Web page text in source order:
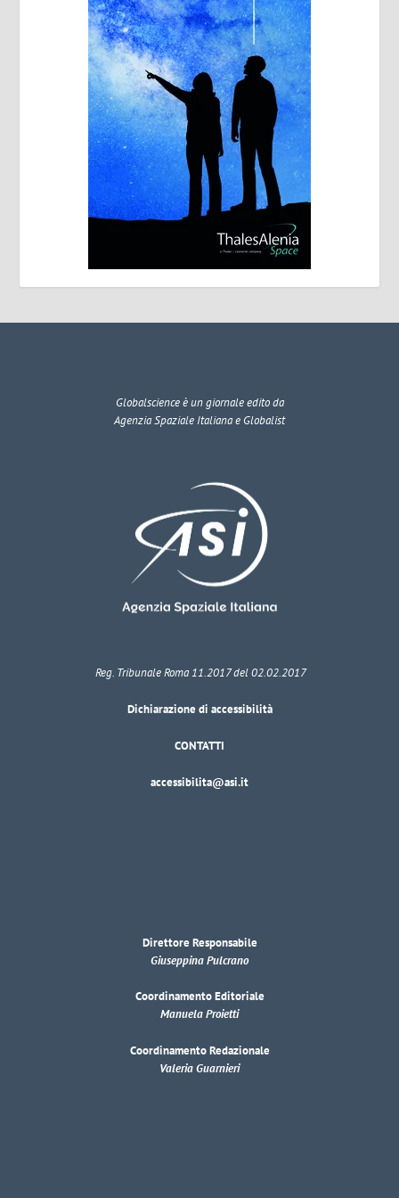
Globalscienceè un giornale edito da
Agenzia Spaziale Italiana e Globalist
Reg. Tribunale Roma 11.2017 del 02.02.2017
Dichiarazione di accessibilità
CONTATTI
accessibilita@asi.it
Direttore Responsabile
Giuseppina Pulcrano
Coordinamento Editoriale
Manuela Proietti
Coordinamento Redazionale
Valeria Guarnieri